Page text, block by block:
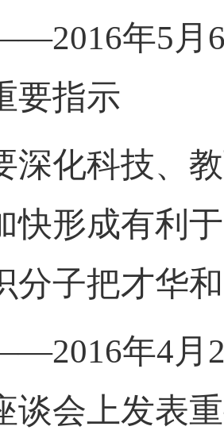
2016年5 月
要指示
科技、教
快形成有利
分子把才华
2016年4月
谈会上发表